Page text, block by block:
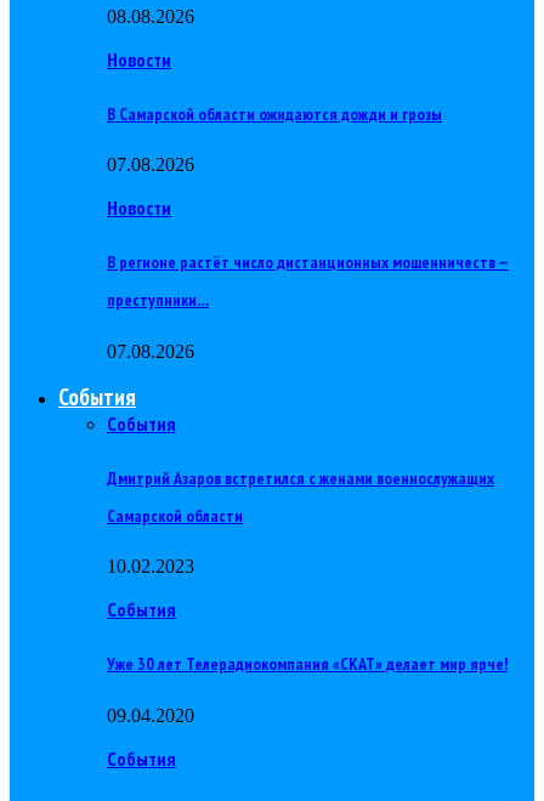
08.08.2026
Новости
В Самарской области ожидаются дожди и грозы
07.08.2026
Новости
В регионе растёт число дистанционных мошенничеств —
преступники…
07.08.2026
События
События
Дмитрий Азаров встретился с женами военнослужащих
Самарской области
10.02.2023
События
Уже 30 лет Телерадиокомпания «СКАТ» делает мир ярче!
09.04.2020
События